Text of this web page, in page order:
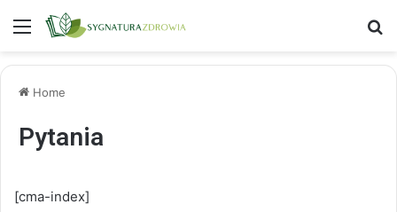
Menu
Home
Pytania
[cma-index]